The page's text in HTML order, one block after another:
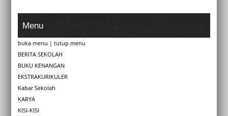
Menu
buka menu | tutup menu
BERITA SEKOLAH
BUKU KENANGAN
EKSTRAKURIKULER
Kabar Sekolah
KARYA
KISI-KISI